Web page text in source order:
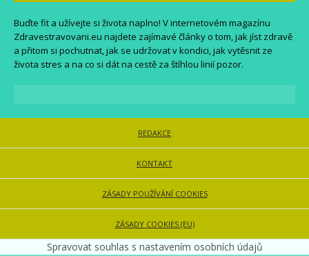
Buďte fit a užívejte si života naplno! V internetovém magazínu
Zdravestravovani.eu najdete zajímavé články o tom, jak jíst zdravě
a přitom si pochutnat, jak se udržovat v kondici, jak vytěsnit ze
života stres a na co si dát na cestě za štíhlou linií pozor.
REDAKCE
KONTAKT
ZÁSADY POUŽÍVÁNÍ COOKIES
ZÁSADY COOKIES (EU)
Spravovat souhlas s nastavením osobních údajů